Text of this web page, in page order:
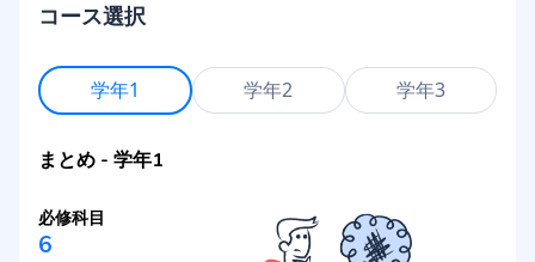
コース選択
学年1 学年2 学年3
まとめ - 学年1
必修科目
6